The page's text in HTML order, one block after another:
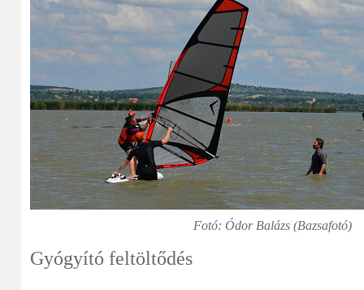
Fotó: Ódor Balázs (Bazsafotó)
Gyógyító feltöltődés